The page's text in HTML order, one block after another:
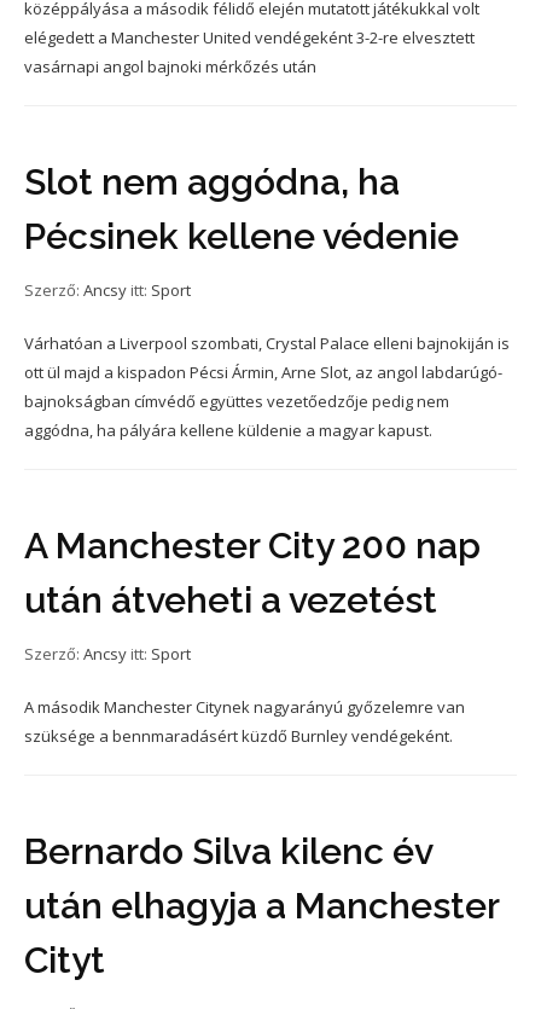
középpályása a második félidő elején mutatott játékukkal volt
elégedett a Manchester United vendégeként 3-2-re elvesztett
vasárnapi angol bajnoki mérkőzés után
Slot nem aggódna, ha
Pécsinek kellene védenie
Szerző: Ancsy itt: Sport
Várhatóan a Liverpool szombati, Crystal Palace elleni bajnokiján is
ott ül majd a kispadon Pécsi Ármin, Arne Slot, az angol labdarúgó-
bajnokságban címvédő együttes vezetőedzője pedig nem
aggódna, ha pályára kellene küldenie a magyar kapust.
A Manchester City 200 nap
után átveheti a vezetést
Szerző: Ancsy itt: Sport
A második Manchester Citynek nagyarányú győzelemre van
szüksége a bennmaradásért küzdő Burnley vendégeként.
Bernardo Silva kilenc év
után elhagyja a Manchester
Cityt